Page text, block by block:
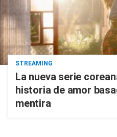
STREAMING
La nueva serie
historia de amor
mentira